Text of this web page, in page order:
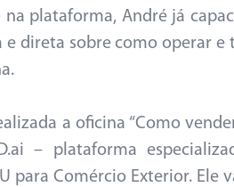
na plataforma, André já
e direta sobre como operar e
a oficina “Como
– plataforma
para Comércio Exterior. Ele